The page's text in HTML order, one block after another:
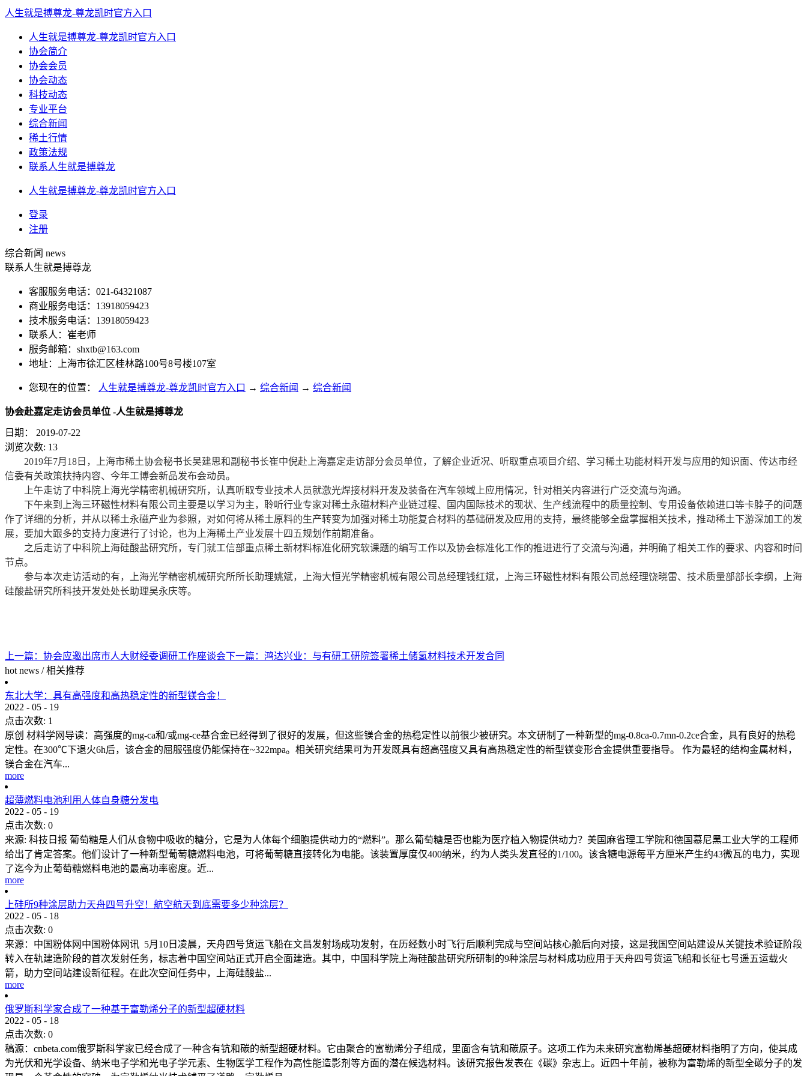
人生就是搏尊龙-尊龙凯时官方入口
人生就是搏尊龙-尊龙凯时官方入口
协会简介
协会会员
协会动态
科技动态
专业平台
综合新闻
稀土行情
政策法规
联系人生就是搏尊龙
人生就是搏尊龙-尊龙凯时官方入口
登录
注册
综合新闻 news
联系人生就是搏尊龙
客服服务电话：021-64321087
商业服务电话：13918059423
技术服务电话：13918059423
联系人：崔老师
服务邮箱： shxtb@163.com
地址：上海市徐汇区桂林路100号8号楼107室
您现在的位置： 人生就是搏尊龙-尊龙凯时官方入口 → 综合新闻 → 综合新闻
协会赴嘉定走访会员单位 -人生就是搏尊龙
日期：
2019-07-22
浏览次数: 13
2019年7月18日，上海市稀土协会秘书长吴建思和副秘书长崔中倪赴上海嘉定走访部分会员单位，了解企业近况、听取重点项目介绍、学习稀土功能材料开发与应用的知识面、传达市经
信委有关政策扶持内容、今年工博会新品发布会动员。
上午走访了中科院上海光学精密机械研究所，认真听取专业技术人员就激光焊接材料开发及装备在汽车领域上应用情况，针对相关内容进行广泛交流与沟通。
下午来到上海三环磁性材料有限公司主要是以学习为主，聆听行业专家对稀土永磁材料产业链过程、国内国际技术的现状、生产线流程中的质量控制、专用设备依赖进口等卡脖子的问题
作了详细的分析，并从以稀土永磁产业为参照，对如何将从稀土原料的生产转变为加强对稀土功能复合材料的基础研发及应用的支持，最终能够全盘掌握相关技术，推动稀土下游深加工的发
展，要加大跟多的支持力度进行了讨论，也为上海稀土产业发展十四五规划作前期准备。
之后走访了中科院上海硅酸盐研究所，专门就工信部重点稀土新材料标准化研究软课题的编写工作以及协会标准化工作的推进进行了交流与沟通，并明确了相关工作的要求、内容和时间
节点。
参与本次走访活动的有，上海光学精密机械研究所所长助理姚斌，上海大恒光学精密机械有限公司总经理钱红斌，上海三环磁性材料有限公司总经理饶晓雷、技术质量部部长李纲，上海
硅酸盐研究所科技开发处处长助理吴永庆等。
上一篇： 协会应邀出席市人大财经委调研工作座谈会下一篇： 鸿达兴业：与有研工研院签署稀土储氢材料技术开发合同
hot news / 相关推荐
东北大学：具有高强度和高热稳定性的新型镁合金！
2022 - 05 - 19
点击次数: 1
原创 材料学网导读：高强度的mg-ca和/或mg-ce基合金已经得到了很好的发展，但这些镁合金的热稳定性以前很少被研究。本文研制了一种新型的mg-0.8ca-0.7mn-0.2ce合金，具有良好的热稳
定性。在300℃下退火6h后，该合金的屈服强度仍能保持在~322mpa。相关研究结果可为开发既具有超高强度又具有高热稳定性的新型镁变形合金提供重要指导。 作为最轻的结构金属材料，
镁合金在汽车...
more
超薄燃料电池利用人体自身糖分发电
2022 - 05 - 19
点击次数: 0
来源: 科技日报 葡萄糖是人们从食物中吸收的糖分，它是为人体每个细胞提供动力的“燃料”。那么葡萄糖是否也能为医疗植入物提供动力？美国麻省理工学院和德国慕尼黑工业大学的工程师
给出了肯定答案。他们设计了一种新型葡萄糖燃料电池，可将葡萄糖直接转化为电能。该装置厚度仅400纳米，约为人类头发直径的1/100。该含糖电源每平方厘米产生约43微瓦的电力，实现
了迄今为止葡萄糖燃料电池的最高功率密度。近...
more
上硅所9种涂层助力天舟四号升空！航空航天到底需要多少种涂层？
2022 - 05 - 18
点击次数: 0
来源：中国粉体网中国粉体网讯 5月10日凌晨，天舟四号货运飞船在文昌发射场成功发射，在历经数小时飞行后顺利完成与空间站核心舱后向对接，这是我国空间站建设从关键技术验证阶段
转入在轨建造阶段的首次发射任务，标志着中国空间站正式开启全面建造。其中，中国科学院上海硅酸盐研究所研制的9种涂层与材料成功应用于天舟四号货运飞船和长征七号遥五运载火
箭，助力空间站建设新征程。在此次空间任务中，上海硅酸盐...
more
俄罗斯科学家合成了一种基于富勒烯分子的新型超硬材料
2022 - 05 - 18
点击次数: 0
稿源：cnbeta.com俄罗斯科学家已经合成了一种含有钪和碳的新型超硬材料。它由聚合的富勒烯分子组成，里面含有钪和碳原子。这项工作为未来研究富勒烯基超硬材料指明了方向，使其成
为光伏和光学设备、纳米电子学和光电子学元素、生物医学工程作为高性能造影剂等方面的潜在候选材料。该研究报告发表在《碳》杂志上。近四十年前，被称为富勒烯的新型全碳分子的发